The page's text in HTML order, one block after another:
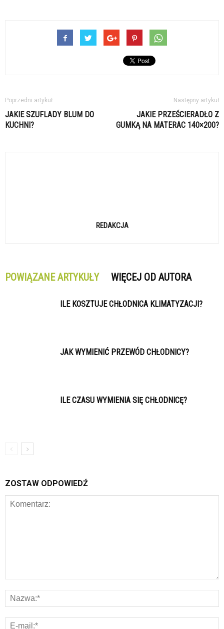
Poprzedni artykuł
JAKIE SZUFLADY BLUM DO
KUCHNI?
Następny artykuł
JAKIE PRZEŚCIERADŁO Z
GUMKĄ NA MATERAC 140×200?
REDAKCJA
POWIĄZANE ARTYKUŁY WIĘCEJ OD AUTORA
ILE KOSZTUJE CHŁODNICA KLIMATYZACJI?
JAK WYMIENIĆ PRZEWÓD CHŁODNICY?
ILE CZASU WYMIENIA SIĘ CHŁODNICĘ?
ZOSTAW ODPOWIEDŹ